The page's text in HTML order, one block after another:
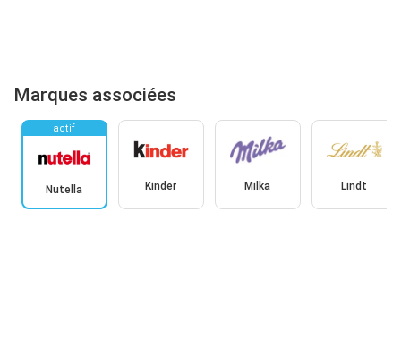
Marques associées
actif
Nutella Kinder Milka Lindt